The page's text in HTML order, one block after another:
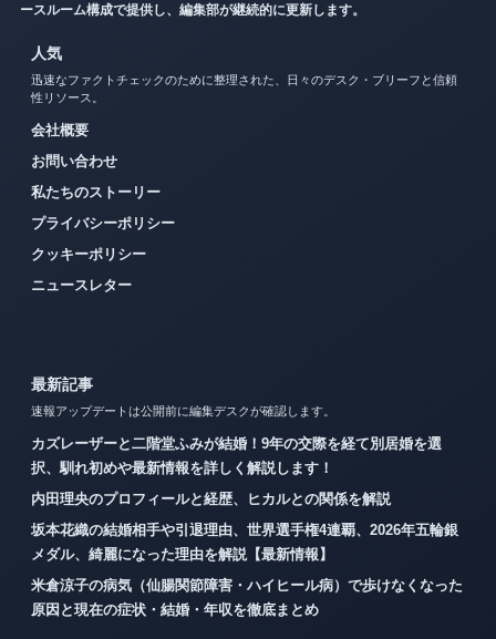
ースルーム構成で提供し、編集部が継続的に更新します。
人気
迅速なファクトチェックのために整理された、日々のデスク・ブリーフと信頼
性リソース。
会社概要
お問い合わせ
私たちのストーリー
プライバシーポリシー
クッキーポリシー
ニュースレター
最新記事
速報アップデートは公開前に編集デスクが確認します。
カズレーザーと二階堂ふみが結婚！9年の交際を経て別居婚を選
択、馴れ初めや最新情報を詳しく解説します！
内田理央のプロフィールと経歴、ヒカルとの関係を解説
坂本花織の結婚相手や引退理由、世界選手権4連覇、2026年五輪銀
メダル、綺麗になった理由を解説【最新情報】
米倉涼子の病気（仙腸関節障害・ハイヒール病）で歩けなくなった
原因と現在の症状・結婚・年収を徹底まとめ